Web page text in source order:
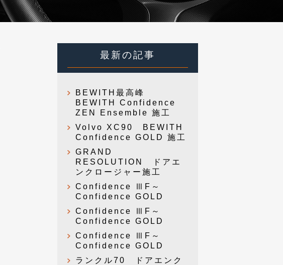
最新の記事
BEWITH最高峰
BEWITH Confidence
ZEN Ensemble 施工
Volvo XC90 BEWITH
Confidence GOLD 施工
GRAND
RESOLUTION ドアエ
ンクロージャー施工
Confidence ⅢF～
Confidence GOLD
Confidence ⅢF～
Confidence GOLD
Confidence ⅢF～
Confidence GOLD
ランクル70 ドアエンク